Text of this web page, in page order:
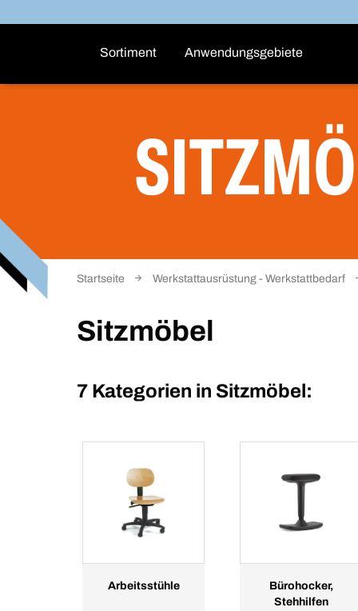
Sortiment Anwendungsgebiete
Startseite Werkstattausrüstung - Werkstattbedarf
Sitzmöbel
7 Kategorien in Sitzmöbel:
Arbeitsstühle
Bürohocker,
Stehhilfen